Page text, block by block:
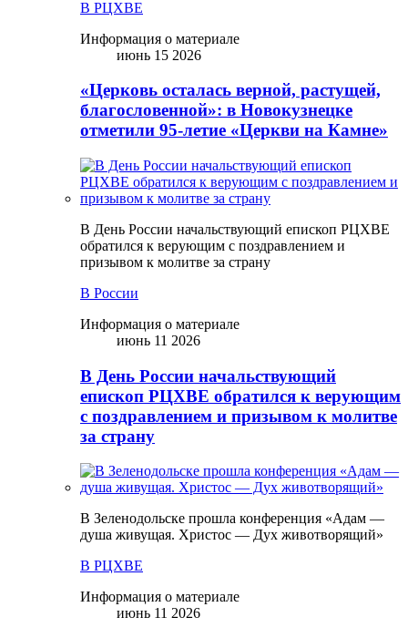
В РЦХВЕ
Информация о материале
июнь 15 2026
«Церковь осталась верной, растущей,
благословенной»: в Новокузнецке
отметили 95-летие «Церкви на Камне»
В День России начальствующий епископ РЦХВЕ
обратился к верующим с поздравлением и
призывом к молитве за страну
В России
Информация о материале
июнь 11 2026
В День России начальствующий
епископ РЦХВЕ обратился к верующим
с поздравлением и призывом к молитве
за страну
В Зеленодольске прошла конференция «Адам —
душа живущая. Христос — Дух животворящий»
В РЦХВЕ
Информация о материале
июнь 11 2026